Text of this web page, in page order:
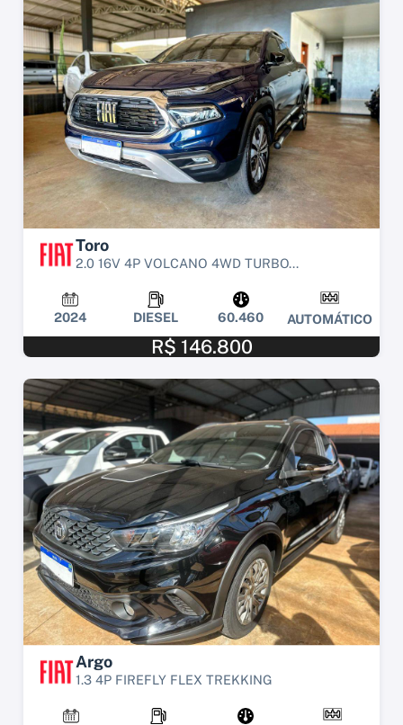
Toro
2.0 16V 4P VOLCANO 4WD TURBO...
2024 DIESEL 60.460 AUTOMÁTICO
R$ 146.800
Argo
1.3 4P FIREFLY FLEX TREKKING